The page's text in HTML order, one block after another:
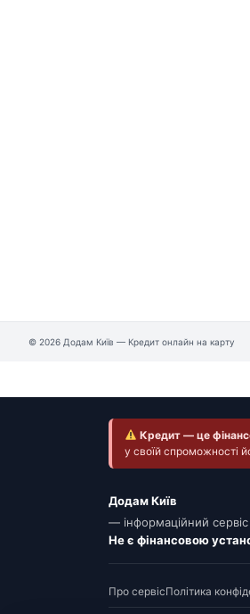
© 2026 Додам Київ — Кредит онлайн на карту
Кредит — це
у своїй спроможності
Додам Київ
— інформаційний
Не є фінансовою
Про сервісПолітика